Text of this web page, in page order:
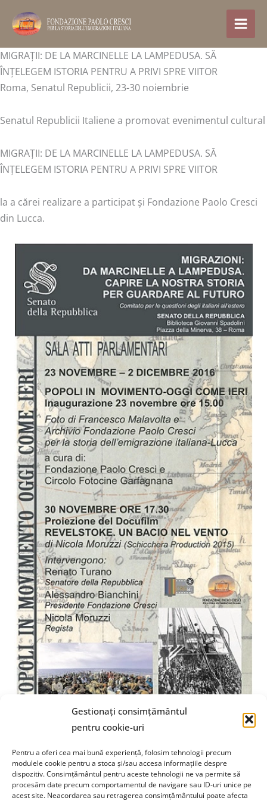
Gestionați consimțământul
pentru cookie-uri
Pentru a oferi cea mai bună experiență, folosim tehnologii precum
modulele cookie pentru a stoca și/sau accesa informațiile despre
dispozitiv. Consimțământul pentru aceste tehnologii ne va permite să
procesăm date precum comportamentul de navigare sau ID-uri unice pe
acest site. Neacordarea sau retragerea consimțământului poate afecta
conținut
MIGRAȚII: DE LA MARCINELLE LA LAMPEDUSA. SĂ
ÎNȚELEGEM ISTORIA PENTRU A PRIVI SPRE VIITOR
Roma, Senatul Republicii, 23-30 noiembrie
Senatul Republicii Italiene a promovat evenimentul cultural
MIGRAȚII: DE LA MARCINELLE LA LAMPEDUSA. SĂ
ÎNȚELEGEM ISTORIA PENTRU A PRIVI SPRE VIITOR
la a cărei realizare a participat și Fondazione Paolo Cresci
din Lucca.
Fundația Paolo Crescipentru istoria emigrației italiene
Cortile Carrara, 1 - 55100 Lucca